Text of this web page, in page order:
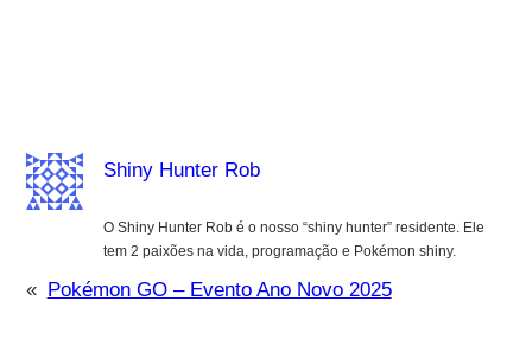
Shiny Hunter Rob
O Shiny Hunter Rob é o nosso “shiny hunter” residente. Ele
tem 2 paixões na vida, programação e Pokémon shiny.
« Pokémon GO – Evento Ano Novo 2025